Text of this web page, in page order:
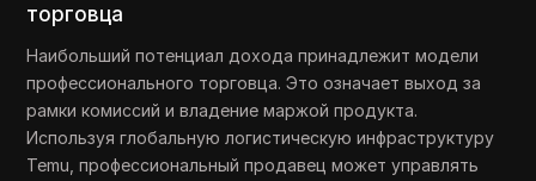
торговца
Наибольший потенциал дохода принадлежит модели
профессионального торговца. Это означает выход за
рамки комиссий и владение маржой продукта.
Используя глобальную логистическую инфраструктуру
Temu, профессиональный продавец может управлять